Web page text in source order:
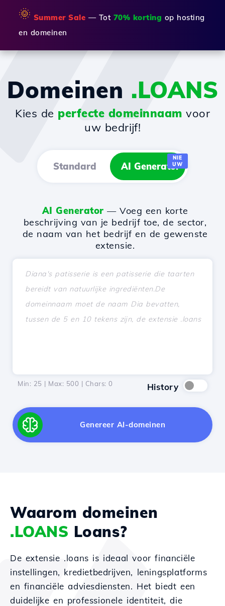
🌞 Summer Sale — Tot 70% korting op hosting
en domeinen
Domeinen .LOANS
Kies de perfecte domeinnaam voor
uw bedrijf!
Standard AI Generator
NIE
UW
AI Generator — Voeg een korte
beschrijving van je bedrijf toe, de sector,
de naam van het bedrijf en de gewenste
extensie.
Min: 25 | Max: 500 | Chars: 0 History
Genereer AI-domeinen
Waarom domeinen
.LOANS Loans?
De extensie .loans is ideaal voor financiële
instellingen, kredietbedrijven, leningsplatforms
en financiële adviesdiensten. Het biedt een
duidelijke en professionele identiteit, die